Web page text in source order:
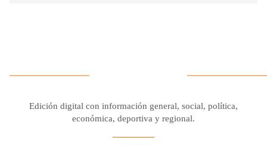
Edición digital con información general, social, política,
económica, deportiva y regional.